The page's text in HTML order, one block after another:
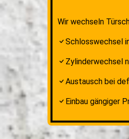
Wir wechseln
Schlosswechsel
Zylinderwechsel
Austausch bei
Einbau gängiger